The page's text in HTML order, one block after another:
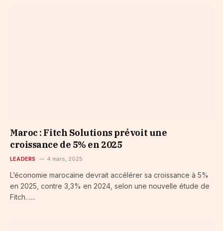
Maroc : Fitch Solutions prévoit une
croissance de 5% en 2025
LEADERS 4 mars, 2025
L’économie marocaine devrait accélérer sa croissance à 5%
en 2025, contre 3,3% en 2024, selon une nouvelle étude de
Fitch…...